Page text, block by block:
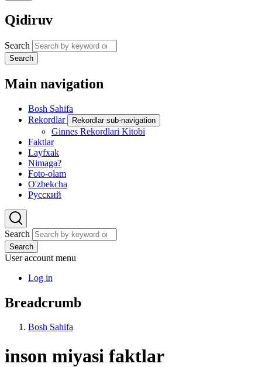
Qidiruv
Search
Search
Main navigation
Bosh Sahifa
Rekordlar
Rekordlar sub-navigation
Ginnes Rekordlari Kitobi
Faktlar
Layfxak
Nimaga?
Foto-olam
O'zbekcha
Русский
Search
Search
User account menu
Log in
Breadcrumb
Bosh Sahifa
inson miyasi faktlar